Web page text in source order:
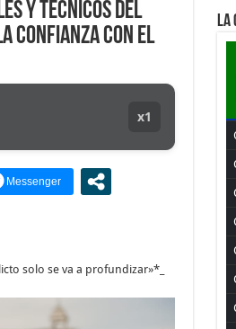
y Técnicos del
confianza con el
x1
solo se va a profundizar»*_
LA